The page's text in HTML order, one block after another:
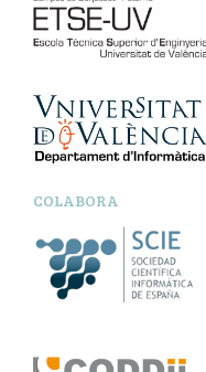
COLABORA